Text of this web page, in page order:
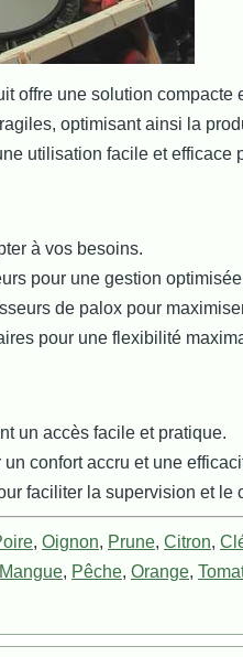
offre une solution compacte
optimisant ainsi la
utilisation facile et efficace
à vos besoins.
pour une gestion
de palox pour
pour une flexibilité
un accès facile et pratique.
confort accru et une
faciliter la supervision et le
, Oignon, Prune, Citron,
Mangue, Pêche, Orange,